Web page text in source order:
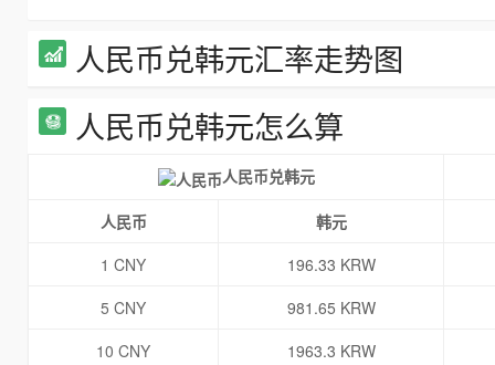
人民币兑韩元汇率走势图
人民币兑韩元怎么算
人民币兑韩元
人民币
韩元
1 CNY
196.33 KRW
5 CNY
981.65 KRW
10 CNY
1963.3 KRW